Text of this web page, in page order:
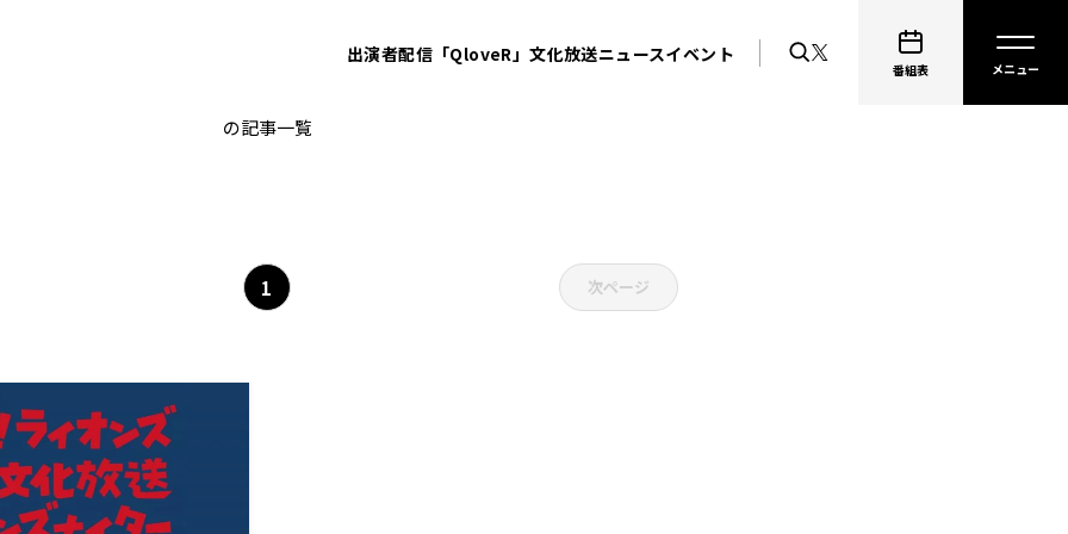
出演者配信「QloveR」文化放送ニュースイベント
番組表
の記事一覧
1 次ページ